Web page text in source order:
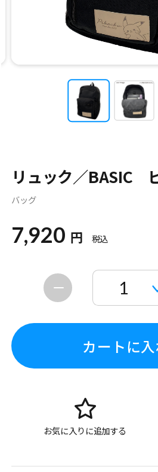
リュック／BASIC
バッグ
7,920 円 税込
カートに
お気に入りに追加する